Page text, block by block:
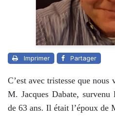
Imprimer Partager
C’est avec tristesse que nous
M. Jacques Dabate,
de 63 ans. Il était l’époux de